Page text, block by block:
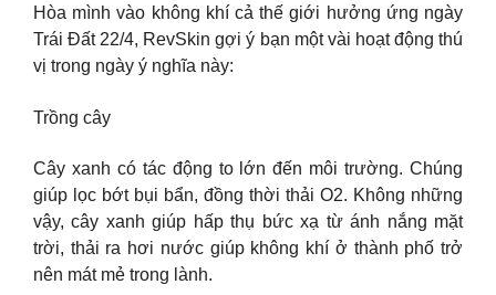
Hòa mình vào không khí cả thế giới hưởng ứng ngày
Trái Đất 22/4, RevSkin gợi ý bạn một vài hoạt động thú
vị trong ngày ý nghĩa này:
Trồng cây
Cây xanh có tác động to lớn đến môi trường. Chúng
giúp lọc bớt bụi bẩn, đồng thời thải O2. Không những
vậy, cây xanh giúp hấp thụ bức xạ từ ánh nắng mặt
trời, thải ra hơi nước giúp không khí ở thành phố trở
nên mát mẻ trong lành.